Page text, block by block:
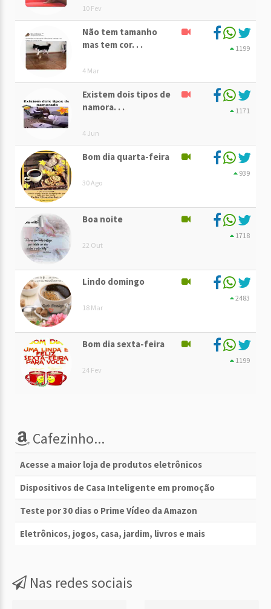
10 Fev
Não tem tamanho
mas tem cor. . .
4 Mar
1199
Existem dois tipos de
namora. . .
4 Jun
1171
Bom dia quarta-feira
30 Ago
939
Boa noite
22 Out
1718
Lindo domingo
18 Mar
2483
Bom dia sexta-feira
24 Fev
1199
Cafezinho...
Acesse a maior loja de produtos eletrônicos
Dispositivos de Casa Inteligente em promoção
Teste por 30 dias o Prime Vídeo da Amazon
Eletrônicos, jogos, casa, jardim, livros e mais
Nas redes sociais